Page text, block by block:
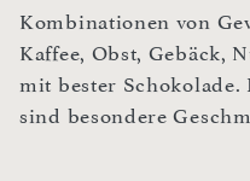
Kombinationen von
Kaffee, Obst, Gebäck,
mit bester
sind besondere